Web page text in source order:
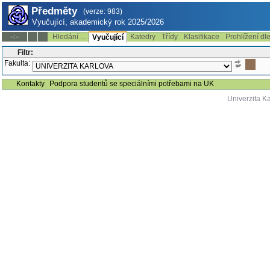
Předměty (verze: 983)
Vyučující, akademický rok 2025/2026
--:-- Hledání ... Vyučující Katedry Třídy Klasifikace
Prohlížení
Filtr:
Fakulta:
Kontakty
Podpora studentů se speciálními potřebami na UK
Univerzita